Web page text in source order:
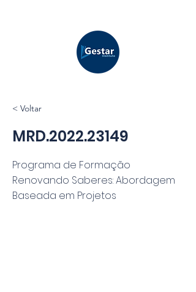
< Voltar
MRD.2022.23149
Programa de Formação
Renovando Saberes: Abordagem
Baseada em Projetos